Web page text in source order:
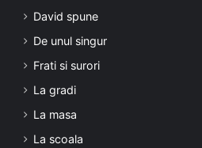
David spune
De unul singur
Frati si surori
La gradi
La masa
La scoala